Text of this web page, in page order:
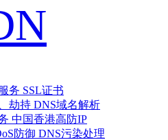
务 SSL证书
劫持 DNS域名解析
中国香港高防IP
防御 DNS污染处理